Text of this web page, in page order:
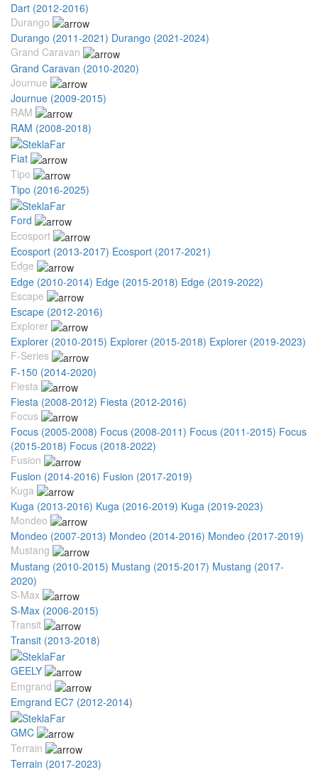
Dart (2012-2016)
Durango
Durango (2011-2021) Durango (2021-2024)
Grand Caravan
Grand Caravan (2010-2020)
Journue
Journue (2009-2015)
RAM
RAM (2008-2018)
Fiat
Tipo
Tipo (2016-2025)
Ford
Ecosport
Ecosport (2013-2017) Ecosport (2017-2021)
Edge
Edge (2010-2014) Edge (2015-2018) Edge (2019-2022)
Escape
Escape (2012-2016)
Explorer
Explorer (2010-2015) Explorer (2015-2018) Explorer (2019-2023)
F-Series
F-150 (2014-2020)
Fiesta
Fiesta (2008-2012) Fiesta (2012-2016)
Focus
Focus (2005-2008) Focus (2008-2011) Focus (2011-2015) Focus
(2015-2018) Focus (2018-2022)
Fusion
Fusion (2014-2016) Fusion (2017-2019)
Kuga
Kuga (2013-2016) Kuga (2016-2019) Kuga (2019-2023)
Mondeo
Mondeo (2007-2013) Mondeo (2014-2016) Mondeo (2017-2019)
Mustang
Mustang (2010-2015) Mustang (2015-2017) Mustang (2017-
2020)
S-Max
S-Max (2006-2015)
Transit
Transit (2013-2018)
GEELY
Emgrand
Emgrand EC7 (2012-2014)
GMC
Terrain
Terrain (2017-2023)